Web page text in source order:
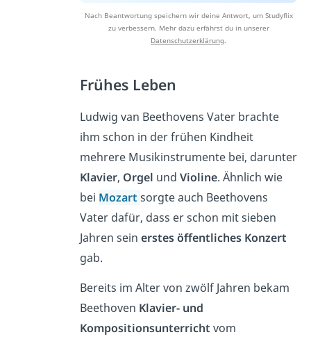
Nach Beantwortung speichern wir deine Antwort, um Studyflix
zu verbessern. Mehr dazu erfährst du in unserer
Datenschutzerklärung.
Frühes Leben
Ludwig van Beethovens Vater brachte
ihm schon in der frühen Kindheit
mehrere Musikinstrumente bei, darunter
Klavier, Orgel und Violine. Ähnlich wie
bei Mozart sorgte auch Beethovens
Vater dafür, dass er schon mit sieben
Jahren sein erstes öffentliches Konzert
gab.
Bereits im Alter von zwölf Jahren bekam
Beethoven Klavier- und
Kompositionsunterricht vom